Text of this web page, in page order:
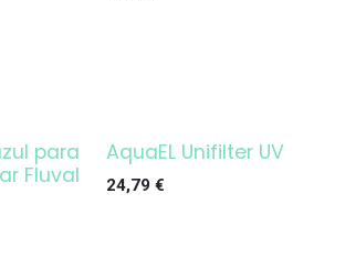
para
Fluval
¡OFERTA!
AquaEL Unifilter UV
24,79 €